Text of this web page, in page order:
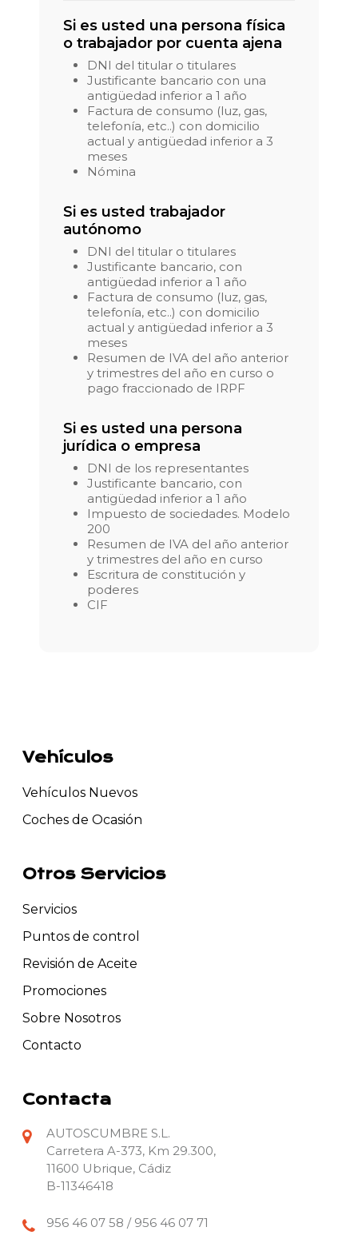
Si es usted una persona física
o trabajador por cuenta ajena
DNI del titular o titulares
Justificante bancario con una
antigüedad inferior a 1 año
Factura de consumo (luz, gas,
telefonía, etc..) con domicilio
actual y antigüedad inferior a 3
meses
Nómina
Si es usted trabajador
autónomo
DNI del titular o titulares
Justificante bancario, con
antigüedad inferior a 1 año
Factura de consumo (luz, gas,
telefonía, etc..) con domicilio
actual y antigüedad inferior a 3
meses
Resumen de IVA del año anterior
y trimestres del año en curso o
pago fraccionado de IRPF
Si es usted una persona
jurídica o empresa
DNI de los representantes
Justificante bancario, con
antigüedad inferior a 1 año
Impuesto de sociedades. Modelo
200
Resumen de IVA del año anterior
y trimestres del año en curso
Escritura de constitución y
poderes
CIF
Vehículos
Vehículos Nuevos
Coches de Ocasión
Otros Servicios
Servicios
Puntos de control
Revisión de Aceite
Promociones
Sobre Nosotros
Contacto
Contacta
AUTOSCUMBRE S.L.
Carretera A-373, Km 29.300,
11600 Ubrique, Cádiz
B-11346418
956 46 07 58 / 956 46 07 71